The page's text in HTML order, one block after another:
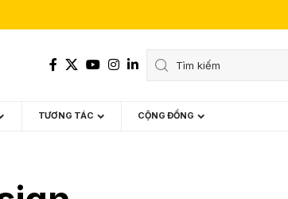
TƯƠNG TÁC CỘNG ĐỒNG